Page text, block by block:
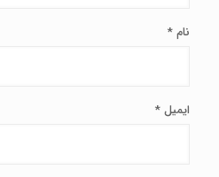
نام*
ایمیل*